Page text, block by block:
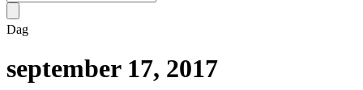
Dag
september 17, 2017